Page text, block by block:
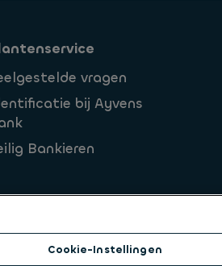
vragen
bij Ayvens
Bankieren
Cookie-Instellingen